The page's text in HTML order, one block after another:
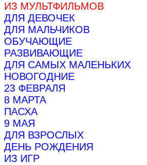
ИЗ МУЛЬТФИЛЬМОВ
ДЛЯ ДЕВОЧЕК
ДЛЯ МАЛЬЧИКОВ
ОБУЧАЮЩИЕ
РАЗВИВАЮЩИЕ
ДЛЯ САМЫХ МАЛЕНЬКИХ
НОВОГОДНИЕ
23 ФЕВРАЛЯ
8 МАРТА
ПАСХА
9 МАЯ
ДЛЯ ВЗРОСЛЫХ
ДЕНЬ РОЖДЕНИЯ
ИЗ ИГР